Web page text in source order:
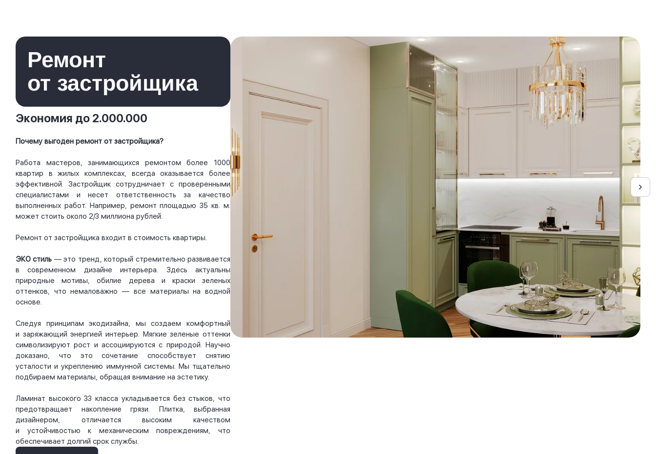
Ремонт
от застройщика
Экономия до 2.000.000
Почему выгоден ремонт от застройщика?
Работа мастеров, занимающихся ремонтом более 1000
квартир в жилых комплексах, всегда оказывается более
эффективной. Застройщик сотрудничает с проверенными
специалистами и несет ответственность за качество
выполненных работ. Например, ремонт площадью 35 кв. м.
может стоить около 2/3 миллиона рублей.
Ремонт от застройщика входит в стоимость квартиры.
ЭКО стиль — это тренд, который стремительно развивается
в современном дизайне интерьера. Здесь актуальны
природные мотивы, обилие дерева и краски зеленых
оттенков, что немаловажно — все материалы на водной
основе.
Следуя принципам экодизайна, мы создаем комфортный
и заряжающий энергией интерьер. Мягкие зеленые оттенки
символизируют рост и ассоциируются с природой. Научно
доказано, что это сочетание способствует снятию
усталости и укреплению иммунной системы. Мы тщательно
подбираем материалы, обращая внимание на эстетику.
Ламинат высокого 33 класса укладывается без стыков, что
предотвращает накопление грязи. Плитка, выбранная
дизайнером, отличается высоким качеством
и устойчивостью к механическим повреждениям, что
обеспечивает долгий срок службы.